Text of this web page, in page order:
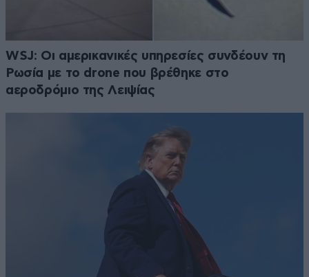
WSJ: Οι αμερικανικές υπηρεσίες συνδέουν τη
Ρωσία με το drone που βρέθηκε στο
αεροδρόμιο της Λειψίας